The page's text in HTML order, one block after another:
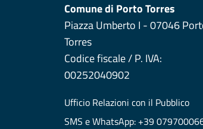
Comune di Porto Torres
Piazza Umberto I - 07046
Torres
Codice fiscale / P. IVA:
00252040902
Ufficio Relazioni con il Pubblico
SMS e WhatsApp: +39